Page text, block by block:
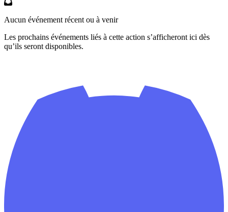
Aucun événement récent ou à venir
Les prochains événements liés à cette action s’afficheront ici dès
qu’ils seront disponibles.